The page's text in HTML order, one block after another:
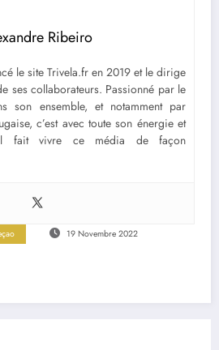
Ribeiro
le site Trivela.fr en 2019 et le dirige
ses collaborateurs. Passionné par le
son ensemble, et notamment par
c’est avec toute son énergie et
fait vivre ce média de façon
19 Novembre 2022